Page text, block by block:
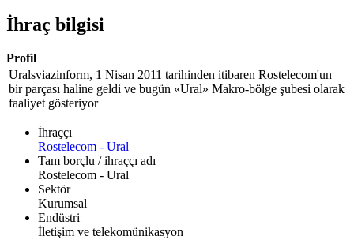
İhraç bilgisi
Profil
Uralsviazinform, 1 Nisan 2011 tarihinden itibaren Rostelecom'un
bir parçası haline geldi ve bugün «Ural» Makro-bölge şubesi olarak
faaliyet gösteriyor
İhraççı
Rostelecom - Ural
Tam borçlu / ihraççı adı
Rostelecom - Ural
Sektör
Kurumsal
Endüstri
İletişim ve telekomünikasyon